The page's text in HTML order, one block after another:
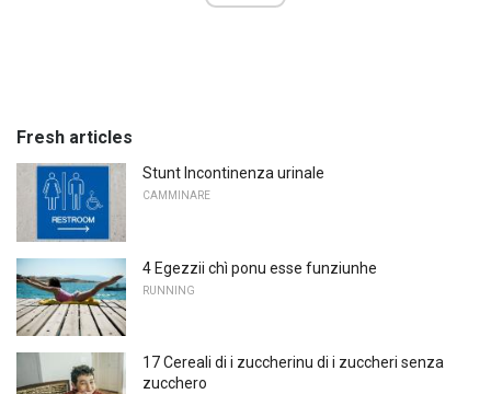
Fresh articles
Stunt Incontinenza urinale
CAMMINARE
4 Egezzii chì ponu esse funziunhe
RUNNING
17 Cereali di i zuccherinu di i zuccheri senza
zucchero